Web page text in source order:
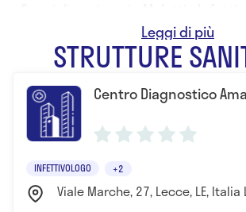
STRUTTURE
Centro Diagnostico
INFETTIVOLOGO +2
Viale Marche, 27, Lecce, LE, Italia